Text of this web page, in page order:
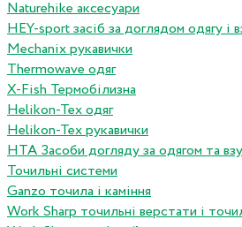
Naturehike аксесуари
HEY-sport засіб за доглядом одягу і
Mechanix рукавички
Thermowave одяг
X-Fish Термобілизна
Helikon-Tex одяг
Helikon-Tex рукавички
HTA Засоби догляду за одягом та
Точильні системи
Ganzo точила і каміння
Work Sharp точильні верстати і